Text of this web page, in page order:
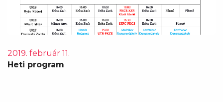
2019. február 11.
Heti program